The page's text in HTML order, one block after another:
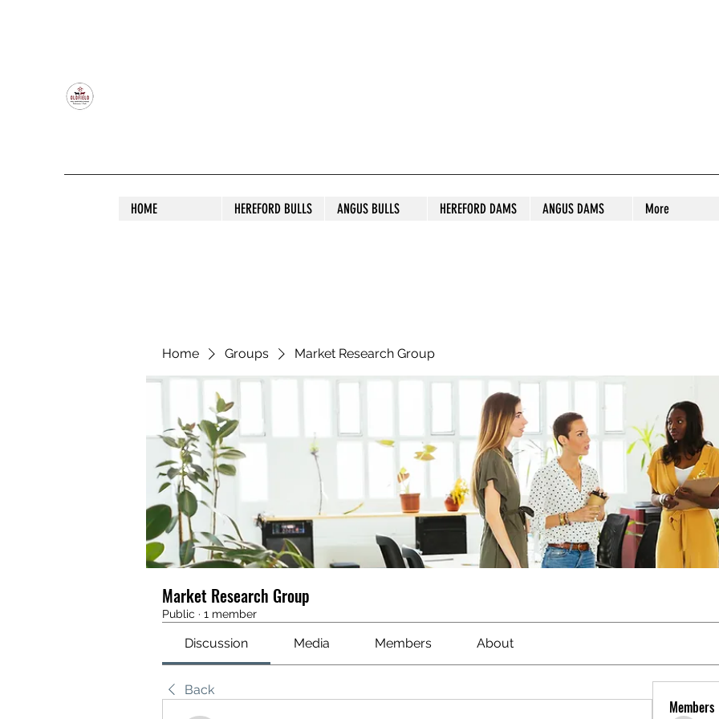
HOME HEREFORD BULLS ANGUS BULLS HEREFORD DAMS ANGUS DAMS More
Home Groups Market Research Group
Market Research Group
Public · 1 member
Discussion Media Members About
Back
Members